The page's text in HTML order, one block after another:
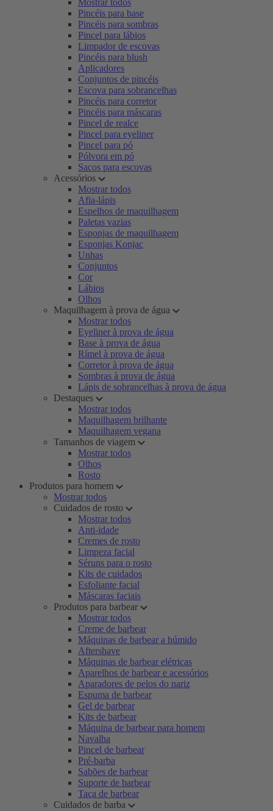
Mostrar todos
Pincéis para base
Pincéis para sombras
Pincel para lábios
Limpador de escovas
Pincéis para blush
Aplicadores
Conjuntos de pincéis
Escova para sobrancelhas
Pincéis para corretor
Pincéis para máscaras
Pincel de realce
Pincel para eyeliner
Pincel para pó
Pólvora em pó
Sacos para escovas
Acessórios
Mostrar todos
Afia-lápis
Espelhos de maquilhagem
Paletas vazias
Esponjas de maquilhagem
Esponjas Konjac
Unhas
Conjuntos
Cor
Lábios
Olhos
Maquilhagem à prova de água
Mostrar todos
Eyeliner à prova de água
Base à prova de água
Rímel à prova de água
Corretor à prova de água
Sombras à prova de água
Lápis de sobrancelhas à prova de água
Destaques
Mostrar todos
Maquilhagem brilhante
Maquilhagem vegana
Tamanhos de viagem
Mostrar todos
Olhos
Rosto
Produtos para homem
Mostrar todos
Cuidados de rosto
Mostrar todos
Anti-idade
Cremes de rosto
Limpeza facial
Séruns para o rosto
Kits de cuidados
Esfoliante facial
Máscaras faciais
Produtos para barbear
Mostrar todos
Creme de barbear
Máquinas de barbear a húmido
Aftershave
Máquinas de barbear elétricas
Aparelhos de barbear e acessórios
Aparadores de pelos do nariz
Espuma de barbear
Gel de barbear
Kits de barbear
Máquina de barbear para homem
Navalha
Pincel de barbear
Pré-barba
Sabões de barbear
Suporte de barbear
Taça de barbear
Cuidados de barba